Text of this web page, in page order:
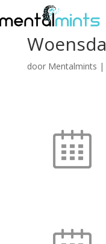
door Mentalmints |